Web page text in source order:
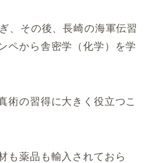
、その後、長崎の海軍伝習
ペから舎密学（化学）を学
術の習得に大きく役立つこ
も薬品も輸入されておら